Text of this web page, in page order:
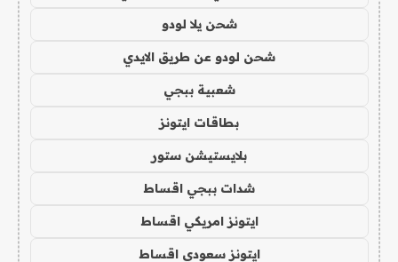
شحن يلا لودو
شحن لودو عن طريق الايدي
شعبية ببجي
بطاقات ايتونز
بلايستيشن ستور
شدات ببجي اقساط
ايتونز امريكي اقساط
ايتونز سعودي اقساط